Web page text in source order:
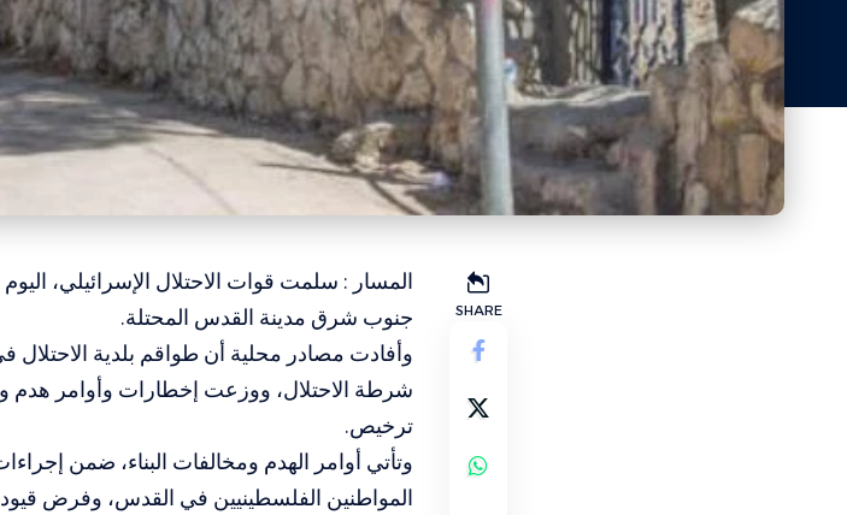
SHARE
المسار : سلمت قوات الاحتلال الإسرائيلي،
جنوب شرق مدينة القدس المحتلة.
وأفادت مصادر محلية أن طواقم بلدية
شرطة الاحتلال، ووزعت إخطارات وأوامر هدم
ترخيص.
وتأتي أوامر الهدم ومخالفات البناء، ضمن
المواطنين الفلسطينيين في القدس، وفرض قيود